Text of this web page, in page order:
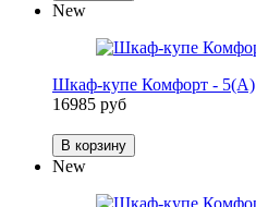
New
Шкаф-купе Комфорт - 5(А)
16985 руб
В корзину
New